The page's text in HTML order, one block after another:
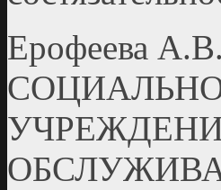
Ерофеева